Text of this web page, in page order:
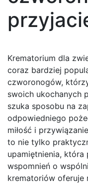
Krematorium dla
coraz bardziej
czworonogów,
swoich ukochanych
szuka sposobu na
odpowiedniego
miłość i
to nie tylko
upamiętnienia, która
wspomnień o
krematoriów oferuje